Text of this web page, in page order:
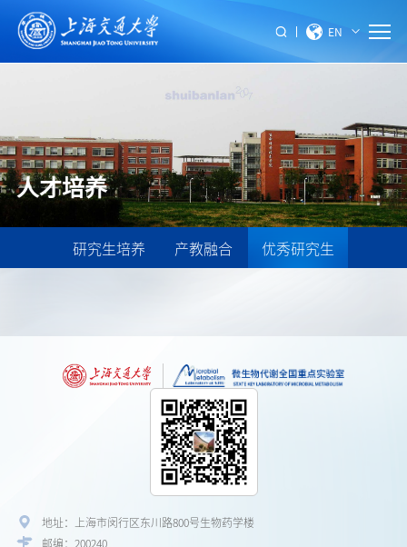
EN
人才培养
研究生培养 产教融合 优秀研究生
地址：上海市闵行区东川路800号生物药学楼
邮编：200240